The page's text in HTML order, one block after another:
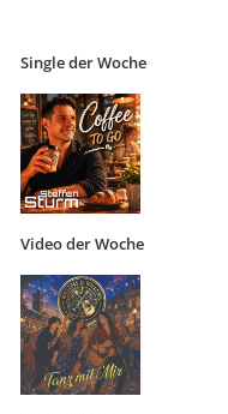
Single der Woche
Video der Woche